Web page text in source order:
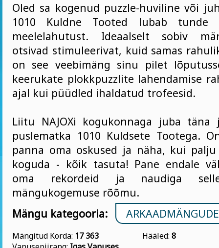
Oled sa kogenud puzzle-huviline või
1010 Kuldne Tooted lubab tunde
meelelahutust. Ideaalselt sobiv
otsivad stimuleerivat, kuid samas
on see veebimäng sinu pilet
keerukate plokkpuzzlite lahendamise
ajal kui püüdled ihaldatud trofeesid.
Liitu NAJOXi kogukonnaga juba
puslematka 1010 Kuldsete Tootega.
panna oma oskused ja näha, kui
koguda - kõik tasuta! Pane endale
oma rekordeid ja naudiga
mängukogemuse rõõmu.
Mängu kategooria:
Mängitud Korda: 17 363 Hääled: 8